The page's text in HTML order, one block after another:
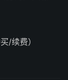
/续费）